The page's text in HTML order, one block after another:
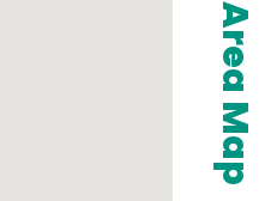
Area Map